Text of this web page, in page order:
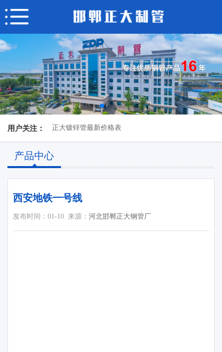
用户关注： 正大镀锌管最新价格表
产品中心
西安地铁一号线
发布时间：01-10 来源： 河北邯郸正大钢管厂